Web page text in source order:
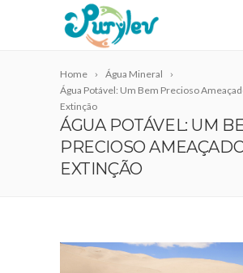
Home
Água Mineral
Água Potável: Um Bem Precioso
Extinção
ÁGUA POTÁVEL: UM
PRECIOSO
EXTINÇÃO